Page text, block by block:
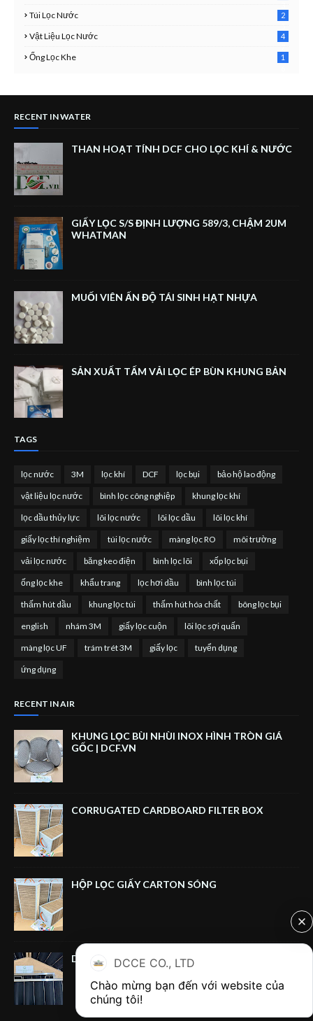
Túi Lọc Nước
2
Vật Liệu Lọc Nước
4
Ống Lọc Khe
1
RECENT IN WATER
THAN HOẠT TÍNH DCF CHO LỌC KHÍ & NƯỚC
GIẤY LỌC S/S ĐỊNH LƯỢNG 589/3, CHẬM 2UM
WHATMAN
MUỐI VIÊN ẤN ĐỘ TÁI SINH HẠT NHỰA
SẢN XUẤT TẤM VẢI LỌC ÉP BÙN KHUNG BẢN
TAGS
lọc nước 3M lọc khí DCF lọc bụi bảo hộ lao động
vật liệu lọc nước bình lọc công nghiệp khung lọc khí
lọc dầu thủy lực lõi lọc nước lõi lọc dầu lõi lọc khí
giấy lọc thí nghiệm túi lọc nước màng lọc RO môi trường
vải lọc nước băng keo điện bình lọc lõi xốp lọc bụi
ống lọc khe khẩu trang lọc hơi dầu bình lọc túi
thấm hút dầu khung lọc túi thấm hút hóa chất bông lọc bụi
english nhám 3M giấy lọc cuộn lõi lọc sợi quấn
màng lọc UF trám trét 3M giấy lọc tuyển dụng
ứng dụng
RECENT IN AIR
KHUNG LỌC BÙI NHÙI INOX HÌNH TRÒN GIÁ
GỐC | DCF.VN
CORRUGATED CARDBOARD FILTER BOX
HỘP LỌC GIẤY CARTON SÓNG
DUAL‑HANDLE CARBON FILTER FRAME
DCCE CO., LTD
Chào mừng bạn đến với website của
chúng tôi!